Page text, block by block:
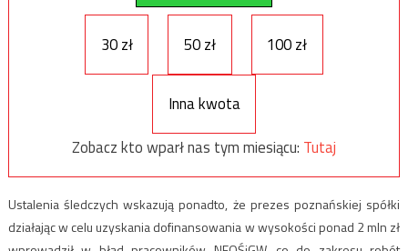
30 zł 50 zł 100 zł
Inna kwota
Zobacz kto wparł nas tym miesiącu: Tutaj
Ustalenia śledczych wskazują ponadto, że prezes poznańskiej spółki
działając w celu uzyskania dofinansowania w wysokości ponad 2 mln zł